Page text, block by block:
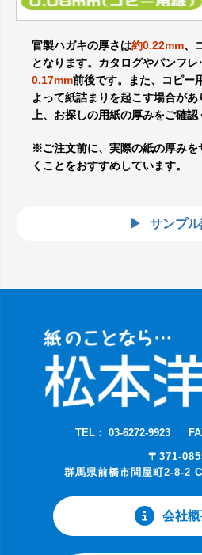
官製ハガキの厚さは約0.22mm、
となります。カタログやパンフ
0.17mm前後です。また、コピー
よって紙詰まりを起こす場合が
上、お探しの用紙の厚みをご確認
※ご注文前に、実際の紙の厚みを
くことをおすすめしています。
サンプ
TEL： 03-6272-9923
〒371-
群馬県前橋市問屋町2-8-2 C
会社